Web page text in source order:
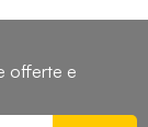
offerte e